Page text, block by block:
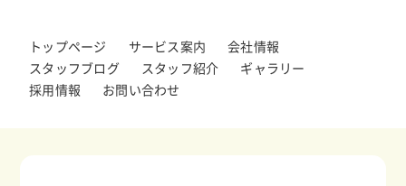
トップページ サービス案内
会社情報
スタッフブログ
スタッフ紹介
ギャラリー
採用情報
お問い合わせ